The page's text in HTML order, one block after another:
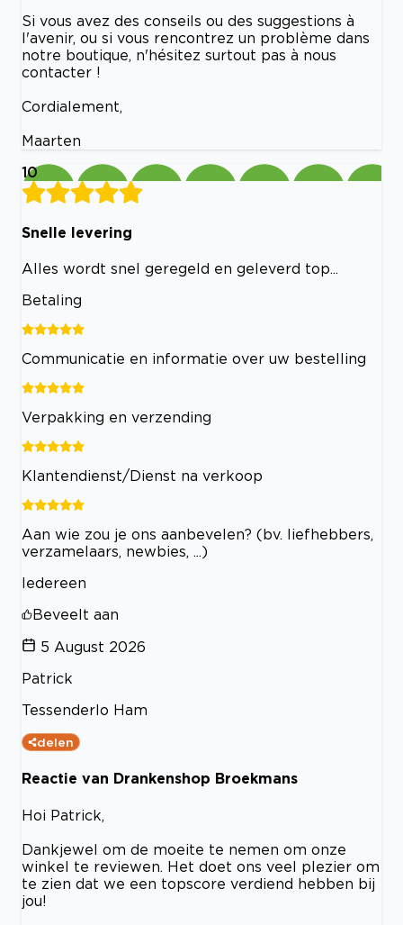
Si vous avez des conseils ou des suggestions à
l'avenir, ou si vous rencontrez un problème dans
notre boutique, n'hésitez surtout pas à nous
contacter !
Cordialement,
Maarten
10
Snelle levering
Alles wordt snel geregeld en geleverd top...
Betaling
Communicatie en informatie over uw bestelling
Verpakking en verzending
Klantendienst/Dienst na verkoop
Aan wie zou je ons aanbevelen? (bv. liefhebbers,
verzamelaars, newbies, ...)
Iedereen
Beveelt aan
5 August 2026
Patrick
Tessenderlo Ham
delen
Reactie van Drankenshop Broekmans
Hoi Patrick,
Dankjewel om de moeite te nemen om onze
winkel te reviewen. Het doet ons veel plezier om
te zien dat we een topscore verdiend hebben bij
jou!